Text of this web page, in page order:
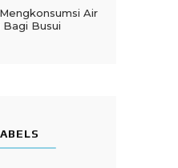
Air
Bagi Busui